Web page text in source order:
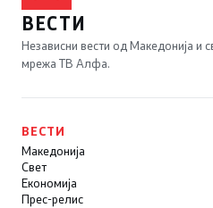
ВЕСТИ
Независни вести од Македонија и
мрежа ТВ Алфа.
ВЕСТИ
Македонија
Свет
Економија
Прес-релис